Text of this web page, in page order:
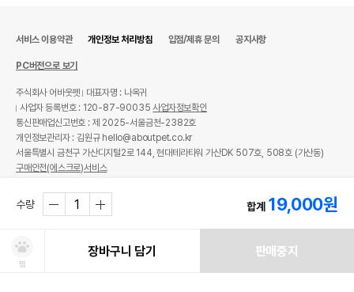
수량 합계 19,000원
찜
장바구니 담기 판매중지
서비스 이용약관 개인정보 처리방침 입점/제휴 문의 공지사항
PC버전으로 보기
주식회사 어바웃펫
대표자명 : 나옥귀
사업자 등록번호 : 120-87-90035사업자정보확인
통신판매업신고번호 : 제 2025-서울금천-2382호
개인정보관리자 : 김원규 hello@aboutpet.co.kr
서울특별시 금천구 가산디지털2로 144, 현대테라타워 가산DK 507호, 508호 (가산동)
구매안전(에스크로)서비스